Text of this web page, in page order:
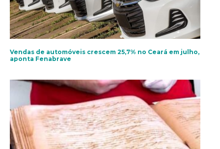
Vendas de automóveis crescem 25,7% no Ceará em julho,
aponta Fenabrave